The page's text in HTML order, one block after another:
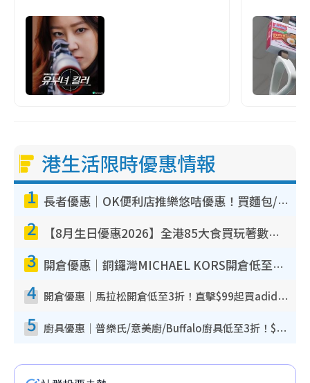
港生活限時優惠情報
1 長者優惠｜OK便利店推樂悠咭優惠！買麵包/牛奶/保健品拍卡即減
2 【8月生日優惠2026】全港85大食買玩著數攻略 自助餐/火鍋放題同行免費＋誠品/DONKI送現金券
3 開倉優惠｜銅鑼灣MICHAEL KORS開倉低至17折！直擊$500起買手袋/銀包/鞋款 必買經典Jet Set系列
4 開倉優惠｜馬拉松開倉低至3折！直擊$99起買adidas／New Balance／Puma鞋款 STANLEY保溫杯劈價至$119起
5 廚具優惠｜普樂氏/意美廚/Buffalo廚具低至3折！$89起買煎鍋／炒鑊／個人鍋 同場小家電激減至$99起